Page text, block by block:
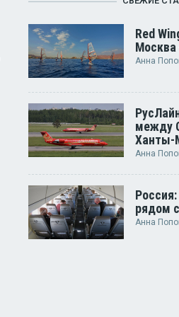
Red
Анна
между
Ханты-
Анна
рядом
Анна